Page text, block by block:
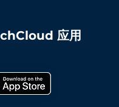
应用